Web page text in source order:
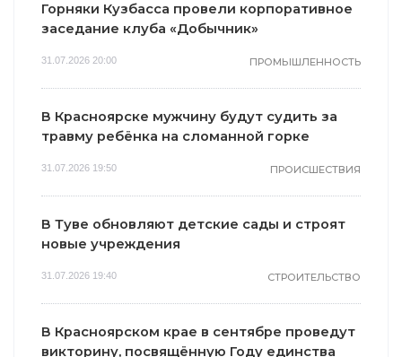
Горняки Кузбасса провели корпоративное
заседание клуба «Добычник»
31.07.2026 20:00 ПРОМЫШЛЕННОСТЬ
В Красноярске мужчину будут судить за
травму ребёнка на сломанной горке
31.07.2026 19:50 ПРОИСШЕСТВИЯ
В Туве обновляют детские сады и строят
новые учреждения
31.07.2026 19:40 СТРОИТЕЛЬСТВО
В Красноярском крае в сентябре проведут
викторину, посвящённую Году единства